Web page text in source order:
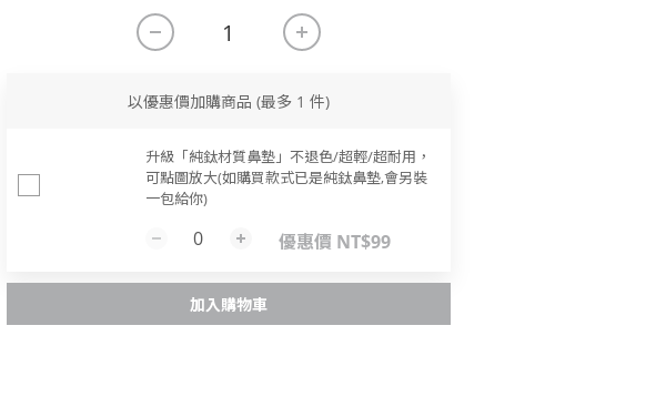
以優惠價加購商品 (最多 1 件)
升級「純鈦材質鼻墊」不退色/超輕/超耐用，
可點圖放大(如購買款式已是純鈦鼻墊,會另裝
一包給你)
優惠價 NT$99
加入購物車